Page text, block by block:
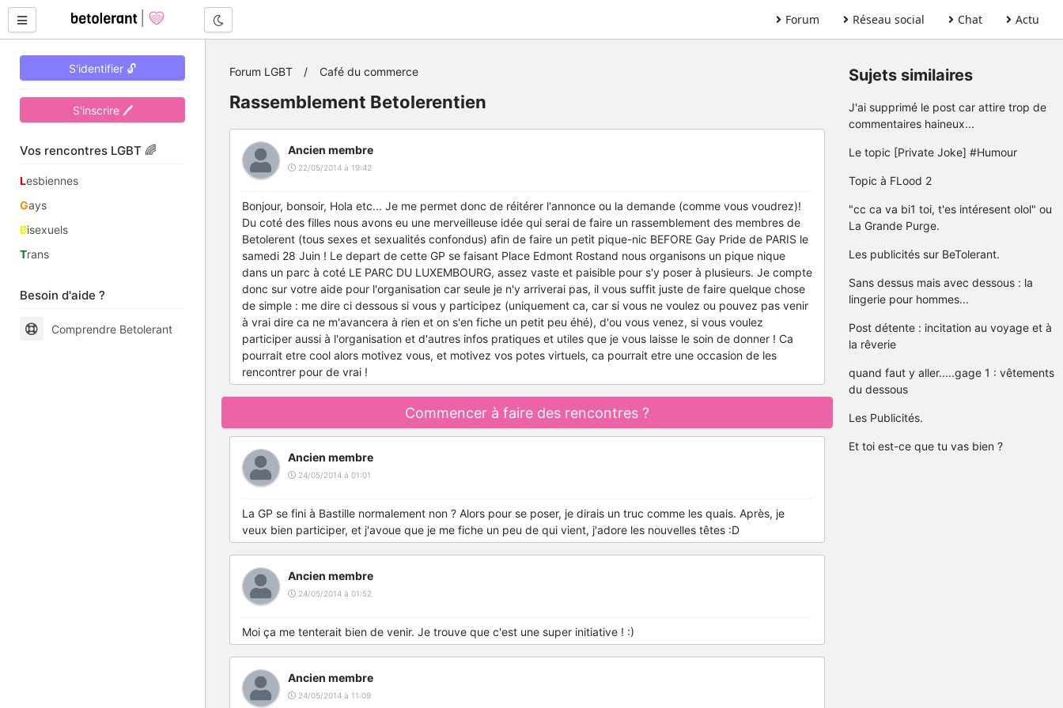
Forum Réseau social Chat Actu
S'identifier 🔓
S'inscrire 🖊
Vos rencontres LGBT 🌈
Lesbiennes
Gays
Bisexuels
Trans
Besoin d'aide ?
Comprendre Betolerant
Forum LGBT Café du commerce
Rassemblement Betolerentien
Ancien membre
22/05/2014 à 19:42
Bonjour, bonsoir, Hola etc... Je me permet donc de réitérer l'annonce ou la demande (comme vous voudrez)!
Du coté des filles nous avons eu une merveilleuse idée qui serai de faire un rassemblement des membres de
Betolerent (tous sexes et sexualités confondus) afin de faire un petit pique-nic BEFORE Gay Pride de PARIS le
samedi 28 Juin ! Le depart de cette GP se faisant Place Edmont Rostand nous organisons un pique nique
dans un parc à coté LE PARC DU LUXEMBOURG, assez vaste et paisible pour s'y poser à plusieurs. Je compte
donc sur votre aide pour l'organisation car seule je n'y arriverai pas, il vous suffit juste de faire quelque chose
de simple : me dire ci dessous si vous y participez (uniquement ca, car si vous ne voulez ou pouvez pas venir
à vrai dire ca ne m'avancera à rien et on s'en fiche un petit peu éhé), d'ou vous venez, si vous voulez
participer aussi à l'organisation et d'autres infos pratiques et utiles que je vous laisse le soin de donner ! Ca
pourrait etre cool alors motivez vous, et motivez vos potes virtuels, ca pourrait etre une occasion de les
rencontrer pour de vrai !
Commencer à faire des rencontres ?
Ancien membre
24/05/2014 à 01:01
La GP se fini à Bastille normalement non ? Alors pour se poser, je dirais un truc comme les quais. Après, je
veux bien participer, et j'avoue que je me fiche un peu de qui vient, j'adore les nouvelles têtes :D
Ancien membre
24/05/2014 à 01:52
Moi ça me tenterait bien de venir. Je trouve que c'est une super initiative ! :)
Ancien membre
24/05/2014 à 11:09
Sujets similaires
J'ai supprimé le post car attire trop de
commentaires haineux...
Le topic [Private Joke] #Humour
Topic à FLood 2
"cc ca va bi1 toi, t'es intéresent olol" ou
La Grande Purge.
Les publicités sur BeTolerant.
Sans dessus mais avec dessous : la
lingerie pour hommes...
Post détente : incitation au voyage et à
la rêverie
quand faut y aller.....gage 1 : vêtements
du dessous
Les Publicités.
Et toi est-ce que tu vas bien ?